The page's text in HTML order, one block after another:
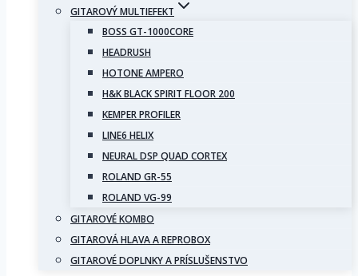
GITAROVÝ MULTIEFEKT
BOSS GT-1000CORE
HEADRUSH
HOTONE AMPERO
H&K BLACK SPIRIT FLOOR 200
KEMPER PROFILER
LINE6 HELIX
NEURAL DSP QUAD CORTEX
ROLAND GR-55
ROLAND VG-99
GITAROVÉ KOMBO
GITAROVÁ HLAVA A REPROBOX
GITAROVÉ DOPLNKY A PRÍSLUŠENSTVO